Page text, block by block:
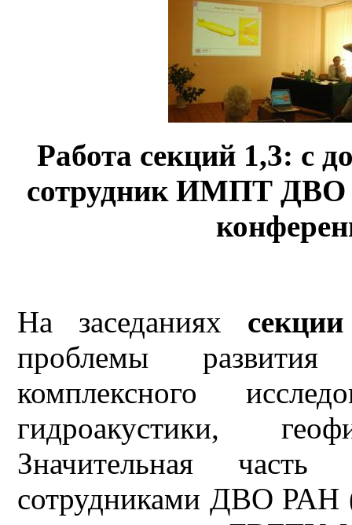
Работа секций 1,3: с
сотрудник ИМПТ ДВО
На заседаниях
проблемы
комплексного
гидроакустики,
Значительная
сотрудниками ДВО